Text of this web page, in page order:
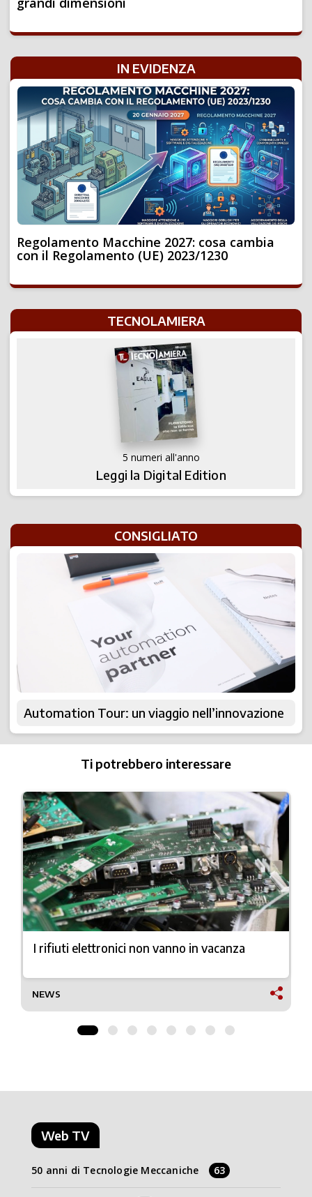
IN EVIDENZA
Regolamento Macchine 2027: cosa cambia
con il Regolamento (UE) 2023/1230
TECNOLAMIERA
5 numeri all'anno
Leggi la Digital Edition
CONSIGLIATO
Automation Tour: un viaggio nell’innovazione
Ti potrebbero interessare
I rifiuti elettronici non vanno in vacanza
NEWS
Web TV
50 anni di Tecnologie Meccaniche 63